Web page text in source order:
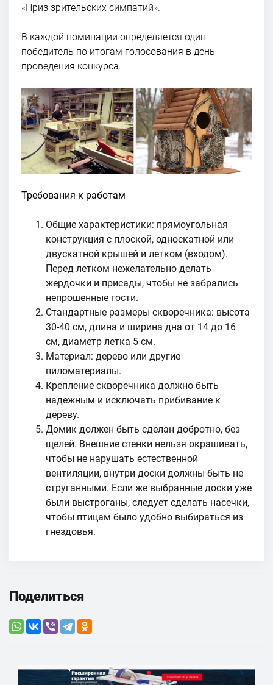
«Приз зрительских симпатий».
В каждой номинации определяется один
победитель по итогам голосования в день
проведения конкурса.
Требования к работам
Общие характеристики: прямоугольная
конструкция с плоской, односкатной или
двускатной крышей и летком (входом).
Перед летком нежелательно делать
жердочки и присады, чтобы не забрались
непрошенные гости.
Стандартные размеры скворечника: высота
30-40 см, длина и ширина дна от 14 до 16
см, диаметр летка 5 см.
Материал: дерево или другие
пиломатериалы.
Крепление скворечника должно быть
надежным и исключать прибивание к
дереву.
Домик должен быть сделан добротно, без
щелей. Внешние стенки нельзя окрашивать,
чтобы не нарушать естественной
вентиляции, внутри доски должны быть не
струганными. Если же выбранные доски уже
были выстроганы, следует сделать насечки,
чтобы птицам было удобно выбираться из
гнездовья.
Поделиться